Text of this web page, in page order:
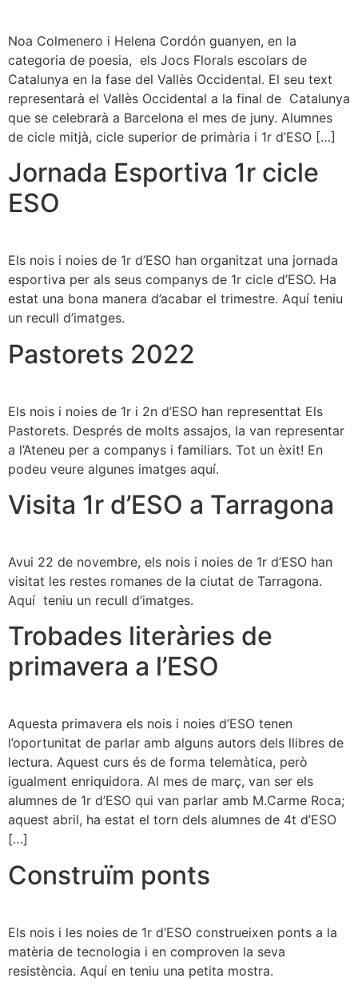
Noa Colmenero i Helena Cordón guanyen, en la
categoria de poesia, els Jocs Florals escolars de
Catalunya en la fase del Vallès Occidental. El seu text
representarà el Vallès Occidental a la final de Catalunya
que se celebrarà a Barcelona el mes de juny. Alumnes
de cicle mitjà, cicle superior de primària i 1r d’ESO […]
Jornada Esportiva 1r cicle
ESO
Els nois i noies de 1r d’ESO han organitzat una jornada
esportiva per als seus companys de 1r cicle d’ESO. Ha
estat una bona manera d’acabar el trimestre. Aquí teniu
un recull d’imatges.
Pastorets 2022
Els nois i noies de 1r i 2n d’ESO han representtat Els
Pastorets. Després de molts assajos, la van representar
a l’Ateneu per a companys i familiars. Tot un èxit! En
podeu veure algunes imatges aquí.
Visita 1r d’ESO a Tarragona
Avui 22 de novembre, els nois i noies de 1r d’ESO han
visitat les restes romanes de la ciutat de Tarragona.
Aquí teniu un recull d’imatges.
Trobades literàries de
primavera a l’ESO
Aquesta primavera els nois i noies d’ESO tenen
l’oportunitat de parlar amb alguns autors dels llibres de
lectura. Aquest curs és de forma telemàtica, però
igualment enriquidora. Al mes de març, van ser els
alumnes de 1r d’ESO qui van parlar amb M.Carme Roca;
aquest abril, ha estat el torn dels alumnes de 4t d’ESO
[…]
Construïm ponts
Els nois i les noies de 1r d’ESO construeixen ponts a la
matèria de tecnologia i en comproven la seva
resistència. Aquí en teniu una petita mostra.